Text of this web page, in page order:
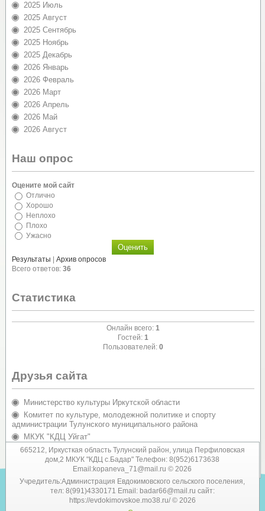
2025 Июль
2025 Август
2025 Сентябрь
2025 Ноябрь
2025 Декабрь
2026 Январь
2026 Февраль
2026 Март
2026 Апрель
2026 Май
2026 Август
Наш опрос
Оцените мой сайт
Отлично
Хорошо
Неплохо
Плохо
Ужасно
Результаты
Архив опросов
Всего ответов: 36
Статистика
Онлайн всего: 1
Гостей: 1
Пользователей: 0
Друзья сайта
Министерство культуры Иркутской области
Комитет по культуре, молодежной политике и спорту
администрации Тулунского муниципального района
МКУК "КДЦ Уйгат"
Администрация Евдокимовского сельского поселения
665212, Иркусткая область Тулунский район, улица Перфиловская
дом,2 МКУК "КДЦ с.Бадар" Телефон: 8(952)6173638
Email:kopaneva_71@mail.ru © 2026
Учредитель:Администрация Евдокимовского сельского поселения,
тел: 8(991)4330171 Email: badar66@mail.ru сайт:
https://evdokimovskoe.mo38.ru/ © 2026